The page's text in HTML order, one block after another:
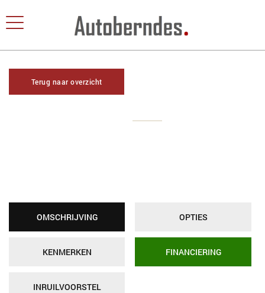
Terug naar overzicht
OMSCHRIJVING OPTIES
KENMERKEN FINANCIERING
INRUILVOORSTEL